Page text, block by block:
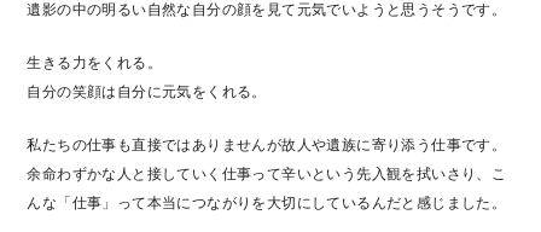
遺影の中の明るい自然な自分の顔を見て元気でいようと思うそうです。
生きる力をくれる。
自分の笑顔は自分に元気をくれる。
私たちの仕事も直接ではありませんが故人や遺族に寄り添う仕事です。
余命わずかな人と接していく仕事って辛いという先入観を拭いさり、こ
んな「仕事」って本当につながりを大切にしているんだと感じました。